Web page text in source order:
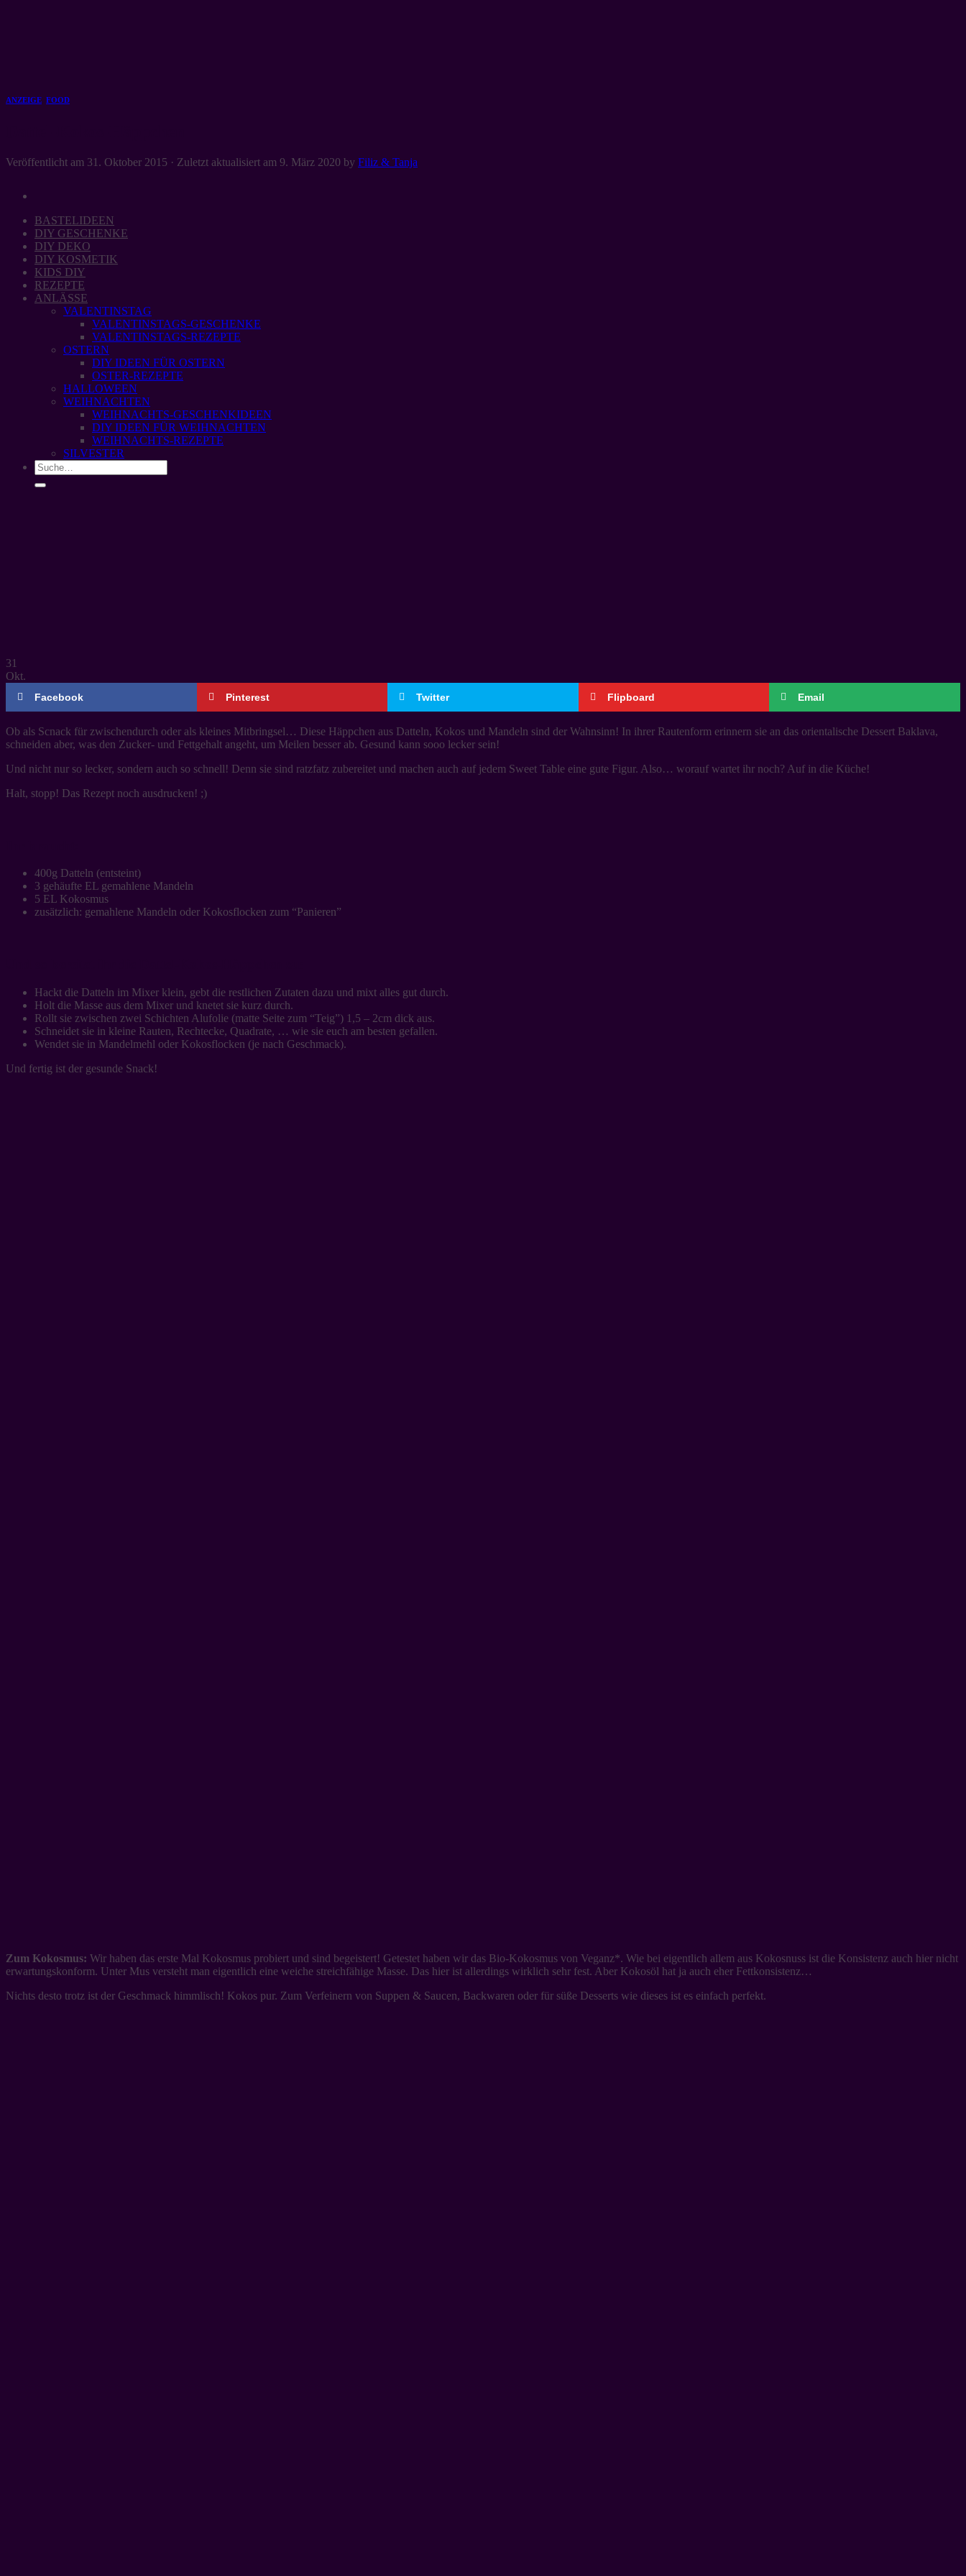
BASTELIDEEN
DIY GESCHENKE
DIY DEKO
DIY KOSMETIK
KIDS DIY
REZEPTE
ANLÄSSE
VALENTINSTAG
VALENTINSTAGS-GESCHENKE
VALENTINSTAGS-REZEPTE
OSTERN
DIY IDEEN FÜR OSTERN
OSTER-REZEPTE
HALLOWEEN
WEIHNACHTEN
WEIHNACHTS-GESCHENKIDEEN
DIY IDEEN FÜR WEIHNACHTEN
WEIHNACHTS-REZEPTE
SILVESTER
ANZEIGE FOOD
Veröffentlicht am 31. Oktober 2015 · Zuletzt aktualisiert am 9. März 2020 by Filiz & Tanja
31
Okt.
Facebook Pinterest Twitter Flipboard Email
Ob als Scnack für zwischendurch oder als kleines Mitbringsel… Diese Häppchen aus Datteln, Kokos und Mandeln sind der Wahnsinn! In ihrer Rautenform erinnern sie an das orientalische Dessert Baklava,
schneiden aber, was den Zucker- und Fettgehalt angeht, um Meilen besser ab. Gesund kann sooo lecker sein!
Und nicht nur so lecker, sondern auch so schnell! Denn sie sind ratzfatz zubereitet und machen auch auf jedem Sweet Table eine gute Figur. Also… worauf wartet ihr noch? Auf in die Küche!
Halt, stopp! Das Rezept noch ausdrucken! ;)
400g Datteln (entsteint)
3 gehäufte EL gemahlene Mandeln
5 EL Kokosmus
zusätzlich: gemahlene Mandeln oder Kokosflocken zum “Panieren”
Hackt die Datteln im Mixer klein, gebt die restlichen Zutaten dazu und mixt alles gut durch.
Holt die Masse aus dem Mixer und knetet sie kurz durch.
Rollt sie zwischen zwei Schichten Alufolie (matte Seite zum “Teig”) 1,5 – 2cm dick aus.
Schneidet sie in kleine Rauten, Rechtecke, Quadrate, … wie sie euch am besten gefallen.
Wendet sie in Mandelmehl oder Kokosflocken (je nach Geschmack).
Und fertig ist der gesunde Snack!
Zum Kokosmus: Wir haben das erste Mal Kokosmus probiert und sind begeistert! Getestet haben wir das Bio-Kokosmus von Veganz*. Wie bei eigentlich allem aus Kokosnuss ist die Konsistenz auch hier nicht
erwartungskonform. Unter Mus versteht man eigentlich eine weiche streichfähige Masse. Das hier ist allerdings wirklich sehr fest. Aber Kokosöl hat ja auch eher Fettkonsistenz…
Nichts desto trotz ist der Geschmack himmlisch! Kokos pur. Zum Verfeinern von Suppen & Saucen, Backwaren oder für süße Desserts wie dieses ist es einfach perfekt.